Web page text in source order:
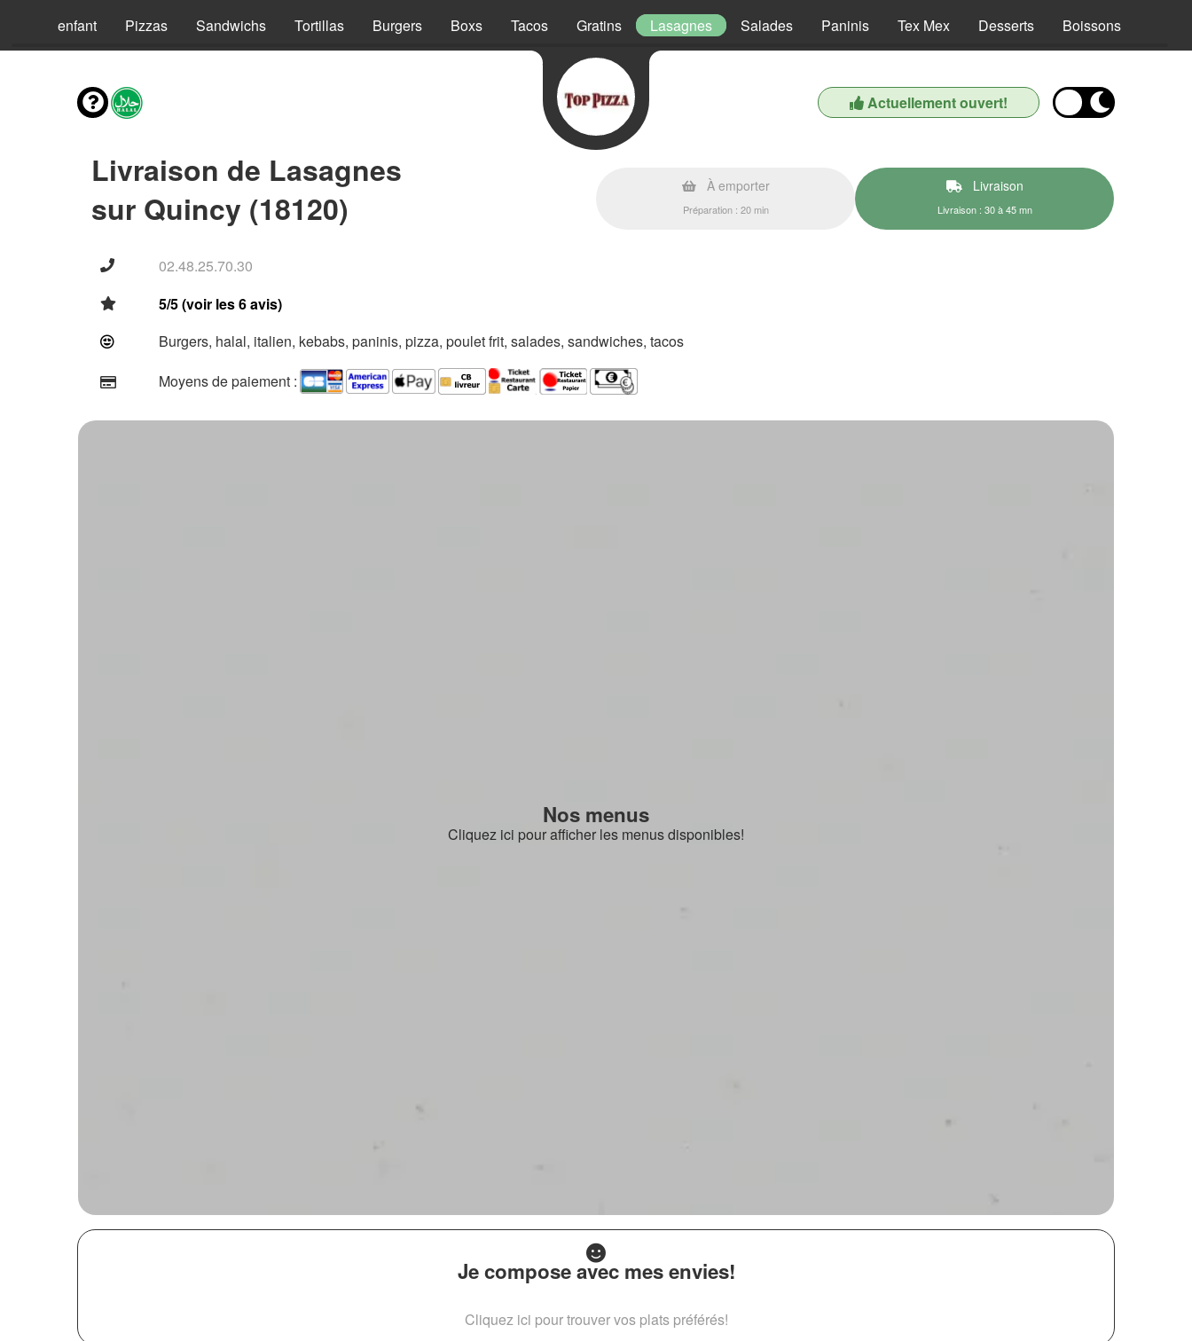
Menus enfant Pizzas Sandwichs Tortillas Burgers Boxs Tacos Gratins Lasagnes Salades Paninis Tex Mex Desserts Boissons
Actuellement ouvert!
Livraison de Lasagnes
sur Quincy (18120)
À emporter
Préparation : 20 min
Livraison
Livraison : 30 à 45 mn
02.48.25.70.30
5/5 (voir les 6 avis)
Burgers, halal, italien, kebabs, paninis, pizza, poulet frit, salades, sandwiches, tacos
Moyens de paiement :
Nos menus
Cliquez ici pour afficher les menus disponibles!
Je compose avec mes envies!
Cliquez ici pour trouver vos plats préférés!